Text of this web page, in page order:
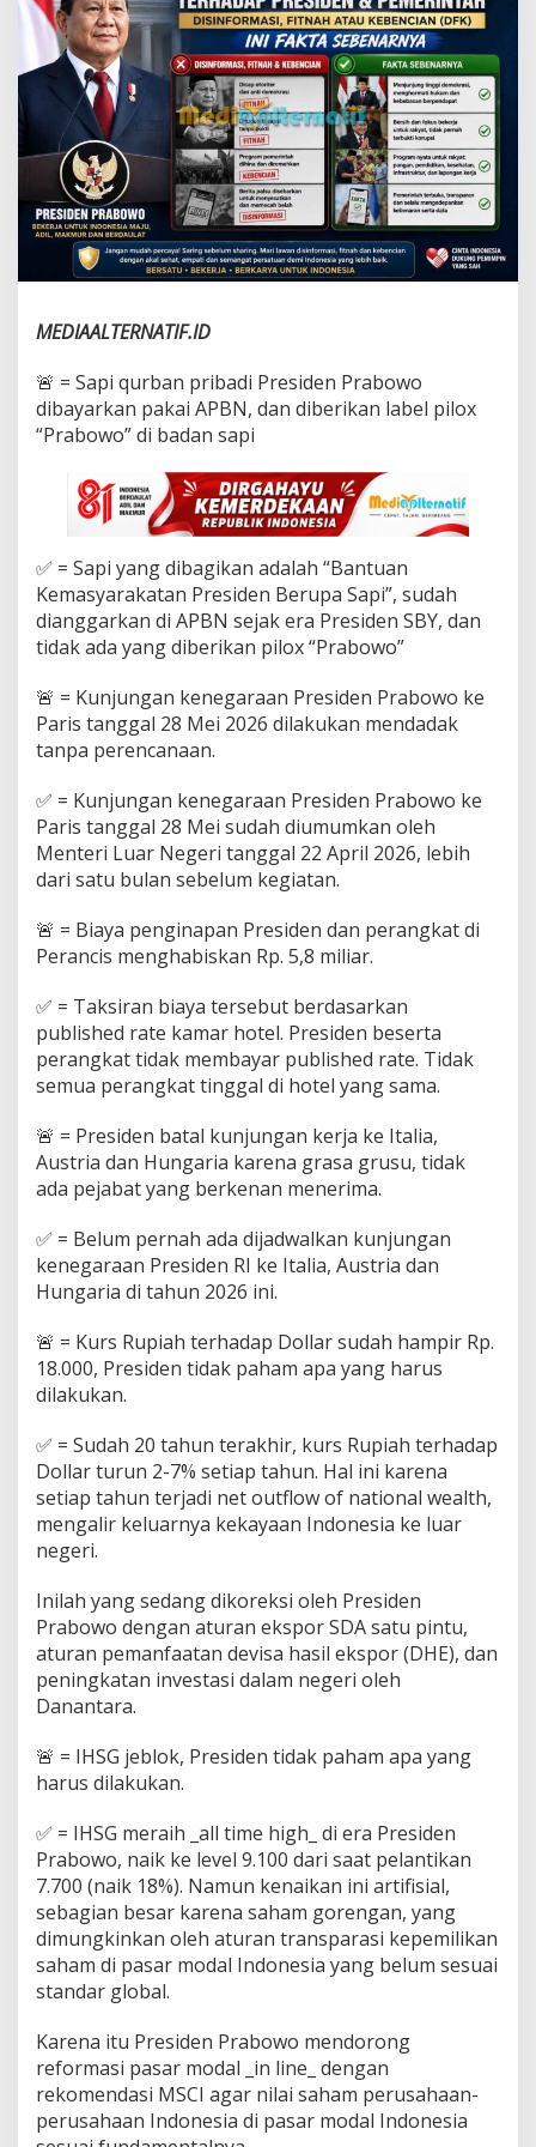
n
i
a
n
T
e
r
h
a
d
a
p
r
i
d
e
,
I
n
i
F
a
k
t
a
e
b
e
n
r
n
y
a
MEDIAALTERNATIF.ID
‎🚨 = Sapi qurban pribadi Presiden Prabowo
dibayarkan pakai APBN, dan diberikan label pilox
“Prabowo” di badan sapi
‎✅ = Sapi yang dibagikan adalah “Bantuan
Kemasyarakatan Presiden Berupa Sapi”, sudah
dianggarkan di APBN sejak era Presiden SBY, dan
tidak ada yang diberikan pilox “Prabowo”
🚨 = Kunjungan kenegaraan Presiden Prabowo ke
Paris tanggal 28 Mei 2026 dilakukan mendadak
tanpa perencanaan.
‎✅ = Kunjungan kenegaraan Presiden Prabowo ke
Paris tanggal 28 Mei sudah diumumkan oleh
Menteri Luar Negeri tanggal 22 April 2026, lebih
dari satu bulan sebelum kegiatan.
🚨 = Biaya penginapan Presiden dan perangkat di
Perancis menghabiskan Rp. 5,8 miliar.
✅ = Taksiran biaya tersebut berdasarkan
published rate kamar hotel. Presiden beserta
perangkat tidak membayar published rate. Tidak
semua perangkat tinggal di hotel yang sama.
‎🚨 = Presiden batal kunjungan kerja ke Italia,
Austria dan Hungaria karena grasa grusu, tidak
ada pejabat yang berkenan menerima.
✅ = Belum pernah ada dijadwalkan kunjungan
kenegaraan Presiden RI ke Italia, Austria dan
Hungaria di tahun 2026 ini.
🚨 = Kurs Rupiah terhadap Dollar sudah hampir Rp.
18.000, Presiden tidak paham apa yang harus
dilakukan.
✅ = Sudah 20 tahun terakhir, kurs Rupiah terhadap
Dollar turun 2-7% setiap tahun. Hal ini karena
setiap tahun terjadi net outflow of national wealth,
mengalir keluarnya kekayaan Indonesia ke luar
negeri.
‎Inilah yang sedang dikoreksi oleh Presiden
Prabowo dengan aturan ekspor SDA satu pintu,
aturan pemanfaatan devisa hasil ekspor (DHE), dan
peningkatan investasi dalam negeri oleh
Danantara.
🚨 = IHSG jeblok, Presiden tidak paham apa yang
harus dilakukan.
‎✅ = IHSG meraih _all time high_ di era Presiden
Prabowo, naik ke level 9.100 dari saat pelantikan
7.700 (naik 18%). Namun kenaikan ini artifisial,
sebagian besar karena saham gorengan, yang
dimungkinkan oleh aturan transparasi kepemilikan
saham di pasar modal Indonesia yang belum sesuai
standar global.
Karena itu Presiden Prabowo mendorong
reformasi pasar modal _in line_ dengan
rekomendasi MSCI agar nilai saham perusahaan-
perusahaan Indonesia di pasar modal Indonesia